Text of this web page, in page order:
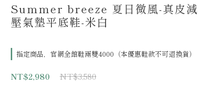
Summer breeze 夏日微風-真皮減
壓氣墊平底鞋-米白
指定商品，官網全館鞋兩雙4000（本優惠鞋款不可退換貨）
NT$2,980 NT$3,580